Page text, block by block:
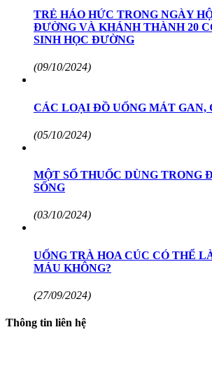
TRẺ HÁO HỨC TRONG NGÀY
ĐƯỜNG VÀ KHÁNH THÀNH 20
SINH HỌC ĐƯỜNG
(09/10/2024)
CÁC LOẠI ĐỒ UỐNG MÁT GAN,
(05/10/2024)
MỘT SỐ THUỐC DÙNG TRONG
SỐNG
(03/10/2024)
UỐNG TRÀ HOA CÚC CÓ THỂ
MÁU KHÔNG?
(27/09/2024)
Thông tin liên hệ